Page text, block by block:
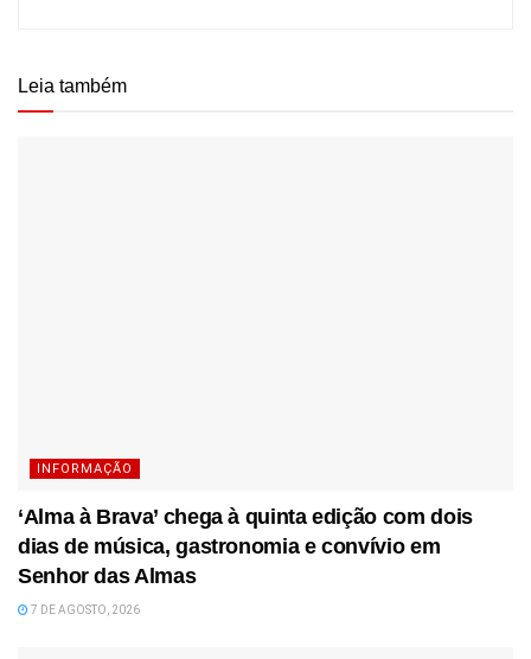
Leia também
INFORMAÇÃO
‘Alma à Brava’ chega à quinta edição com dois
dias de música, gastronomia e convívio em
Senhor das Almas
7 DE AGOSTO, 2026